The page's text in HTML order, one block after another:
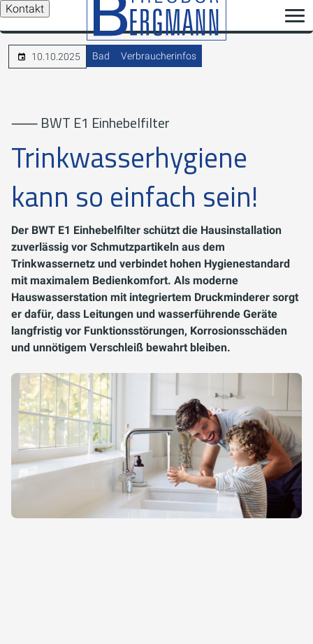
Kontakt
10.10.2025 Bad Verbraucherinfos
⸺ BWT E1 Einhebelfilter
Trinkwasserhygiene
kann so einfach sein!
Der BWT E1 Einhebelfilter schützt die Hausinstallation
zuverlässig vor Schmutzpartikeln aus dem
Trinkwassernetz und verbindet hohen Hygienestandard
mit maximalem Bedienkomfort. Als moderne
Hauswasserstation mit integriertem Druckminderer sorgt
er dafür, dass Leitungen und wasserführende Geräte
langfristig vor Funktionsstörungen, Korrosionsschäden
und unnötigem Verschleiß bewahrt bleiben.